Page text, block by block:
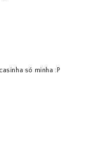
só minha :P